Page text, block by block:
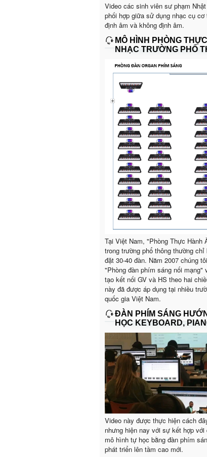
Video các sinh viên sư phạm
phối hợp giữa sử dụng nhạc cụ
định âm và không định âm.
MÔ HÌNH PHÒNG
NHẠC TRƯỜNG PHỔ
Tại Việt Nam, "Phòng Thực Hành
trong trường phổ thông thường chỉ
đặt 30-40 đàn. Năm 2007 chúng
"Phòng đàn phím sáng nối mạng"
tạo kết nối GV và HS theo hai
này đã được áp dụng tại nhiều
quốc gia Việt Nam.
ĐÀN PHÍM SÁNG
HỌC KEYBOARD,
Video này được thực hiện cách
nhưng hiện nay với sự kết hợp với
mô hình tự học bằng đàn phím
phát triển lên tầm cao mới.